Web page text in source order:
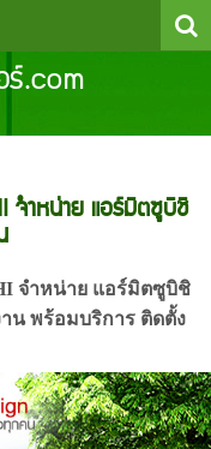
.com
จำหน่าย แอร์มิตซูบิชิ
จำหน่าย แอร์มิตซูบิชิ
น พร้อมบริการ ติดตั้ง